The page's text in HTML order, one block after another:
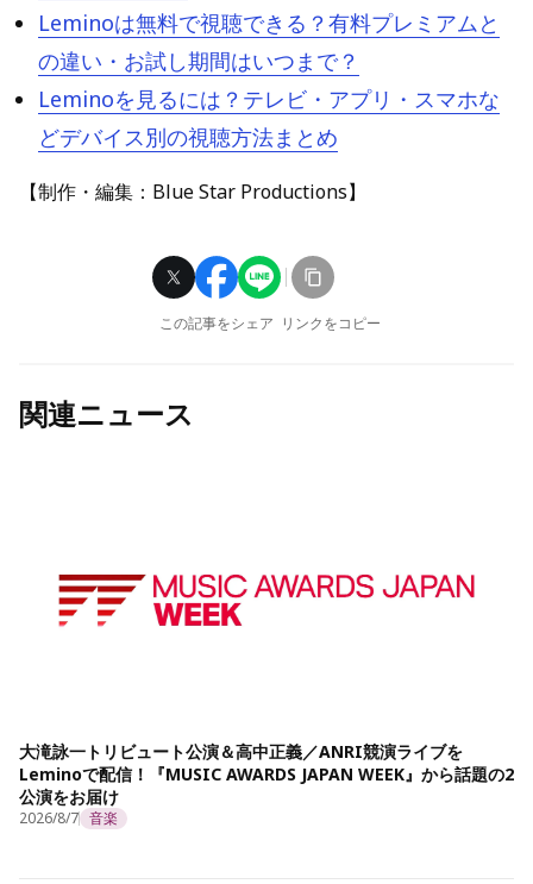
Leminoは無料で視聴できる？有料プレミアムと
の違い・お試し期間はいつまで？
Leminoを見るには？テレビ・アプリ・スマホな
どデバイス別の視聴方法まとめ
【制作・編集：Blue Star Productions】
この記事をシェア リンクをコピー
関連ニュース
大滝詠一トリビュート公演＆高中正義／ANRI競演ライブを
Leminoで配信！『MUSIC AWARDS JAPAN WEEK』から話題の2
公演をお届け
2026/8/7 音楽